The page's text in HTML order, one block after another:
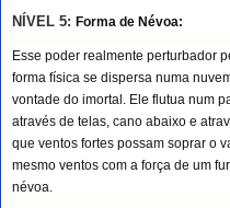
NÍVEL 5: Forma de Névoa:
Esse poder realmente perturbador
forma física se dispersa numa
vontade do imortal. Ele flutua num
através de telas, cano abaixo e
que ventos fortes possam soprar o
mesmo ventos com a força de um
névoa.